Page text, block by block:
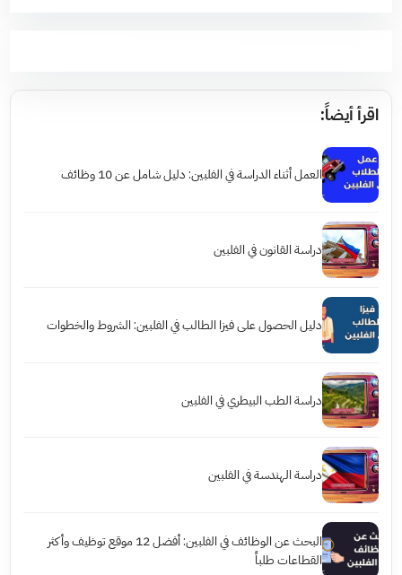
اقرأ أيضاً:
العمل أثناء الدراسة في الفلبين: دليل شامل عن 10 وظائف
دراسة القانون في الفلبين
دليل الحصول على فيزا الطالب في الفلبين: الشروط والخطوات
دراسة الطب البيطري في الفلبين
دراسة الهندسة في الفلبين
البحث عن الوظائف في الفلبين: أفضل 12 موقع توظيف وأكثر
القطاعات طلباً